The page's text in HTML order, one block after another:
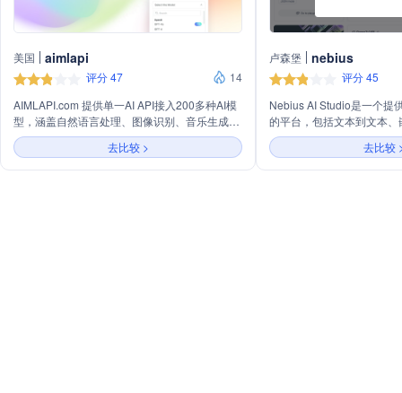
美国 aimlapi
评分 47
14
AIMLAPI.com 提供单一AI API接入200多种AI模
型，涵盖自然语言处理、图像识别、音乐生成等
多个领域，旨在通过安全的API让企业轻松集成
AI功能，提升业务智能化水平。
去比较 >
卢森堡 nebius
评分 45
Nebius AI Studio是一个提
的平台，包括文本到文本
模型。主营业务涉及机器
语言处理技术，旨在为用
AI解决方案。
去比较